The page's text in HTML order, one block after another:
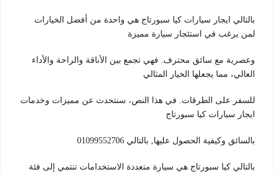
بالتالي ايجار سيارات كيا سبورتاج هي واحدة من أفضل الخيارات
لمن يرغب في استئجار سيارة مميزة
وعصرية مع سائق محترف. فهي تجمع بين الأناقة والراحة والأداء
العالي، مما يجعلها الخيار المثالي
للسفر على الطرقات. في هذا النص، سنتحدث عن مميزات وخدمات
ايجار سيارات كيا سبورتاج
بالسائق وكيفية الحصول عليها, بالتالي 01099552706
بالتالي كيا سبورتاج هي سيارة متعددة الاستخدامات تنتمي إلى فئة